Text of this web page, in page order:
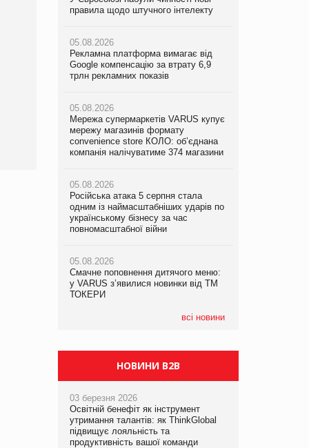
правила щодо штучного інтелекту
05.08.2026
Рекламна платформа вимагає від
Google компенсацію за втрату 6,9
трлн рекламних показів
05.08.2026
Мережа супермаркетів VARUS купує
мережу магазинів формату
convenience store КОЛО: об’єднана
компанія налічуватиме 374 магазини
05.08.2026
Російська атака 5 серпня стала
одним із наймасштабніших ударів по
українському бізнесу за час
повномасштабної війни
05.08.2026
Смачне поповнення дитячого меню:
у VARUS з’явилися новинки від ТМ
ТОКЕРИ
всі новини
мережу магазинів формату
05.08.2026
Російська атака 5 серпня стала
повномасштабної війни
05.08.2026
Смачне поповнення дитячого меню:
05.08.2026
Сергій Лісунов про заморожені
хлібобулочні вироби на
04.08.2026
Через атаку РФ у Дніпрі пошкоджено
склад шоколаду Millennium
правила щодо штучного інтелекту
05.08.2026
Рекламна платформа вимагає від
Google компенсацію за втрату 6,9
трлн рекламних показів
05.08.2026
Adidas витратила понад $1 млрд на
маркетинг за квартал
рекламі екологічних продуктів
05.08.2026
AstraZeneca обговорює найбільшу
НОВИНИ B2B
03 березня 2026
Освітній бенефіт як інструмент
утримання талантів: як ThinkGlobal
підвищує лояльність та
продуктивність вашої команди